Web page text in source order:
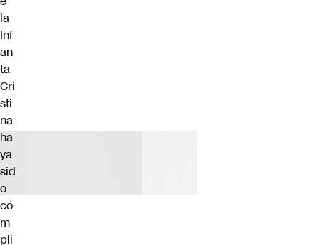
la
Inf
an
ta
Cri
sti
na
ha
ya
sid
o
có
m
pli